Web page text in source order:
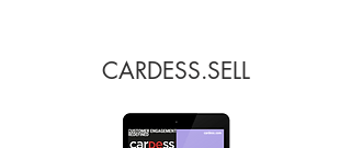
CARDESS.SELL